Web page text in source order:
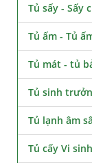
Tủ sấy - Sấy
Tủ ấm - Tủ
Tủ mát - tủ
Tủ sinh
Tủ lạnh âm
Tủ cấy Vi sinh